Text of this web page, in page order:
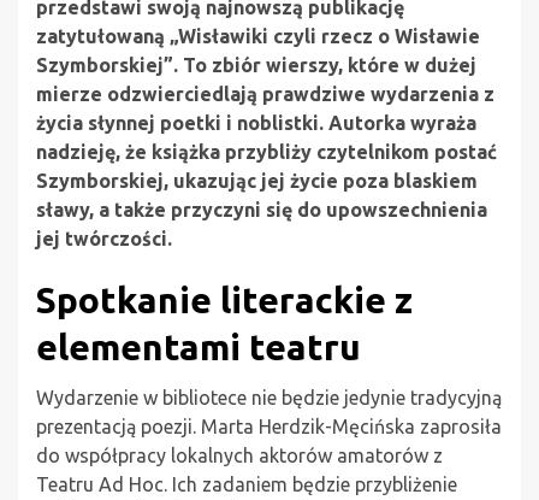
przedstawi swoją najnowszą publikację
zatytułowaną „Wisławiki czyli rzecz o Wisławie
Szymborskiej”. To zbiór wierszy, które w dużej
mierze odzwierciedlają prawdziwe wydarzenia z
życia słynnej poetki i noblistki. Autorka wyraża
nadzieję, że książka przybliży czytelnikom postać
Szymborskiej, ukazując jej życie poza blaskiem
sławy, a także przyczyni się do upowszechnienia
jej twórczości.
Spotkanie literackie z
elementami teatru
Wydarzenie w bibliotece nie będzie jedynie tradycyjną
prezentacją poezji. Marta Herdzik-Męcińska zaprosiła
do współpracy lokalnych aktorów amatorów z
Teatru Ad Hoc. Ich zadaniem będzie przybliżenie